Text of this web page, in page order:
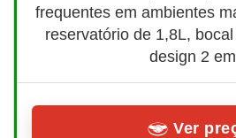
frequentes em ambientes
reservatório de 1,8L,
design 2
Ver